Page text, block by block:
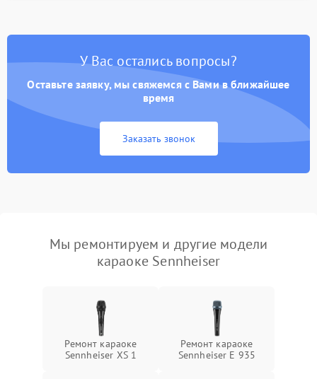
У Вас остались вопросы?
Оставьте заявку, мы свяжемся с Вами в ближайшее
время
Заказать звонок
Мы ремонтируем и другие модели
караоке Sennheiser
Ремонт караоке
Sennheiser XS 1
Ремонт караоке
Sennheiser E 935